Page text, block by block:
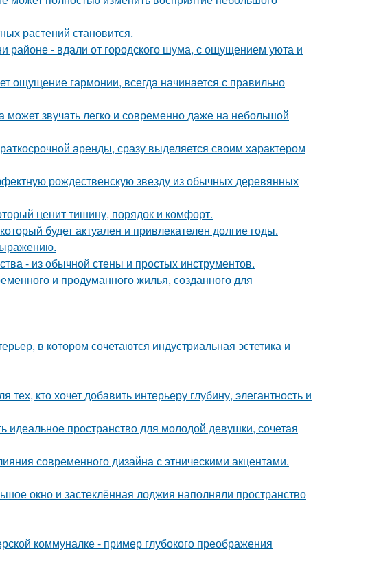
растений становится.
районе - вдали от городского шума, с ощущением уюта и
ощущение гармонии, всегда начинается с правильно
может звучать легко и современно даже на небольшой
аренды, сразу выделяется своим характером
рождественскую звезду из обычных деревянных
ценит тишину, порядок и комфорт.
будет актуален и привлекателен долгие годы.
- из обычной стены и простых инструментов.
и продуманного жилья, созданного для
в котором сочетаются индустриальная эстетика и
кто хочет добавить интерьеру глубину, элегантность и
идеальное пространство для молодой девушки, сочетая
современного дизайна с этническими акцентами.
окно и застеклённая лоджия наполняли пространство
коммуналке - пример глубокого преображения